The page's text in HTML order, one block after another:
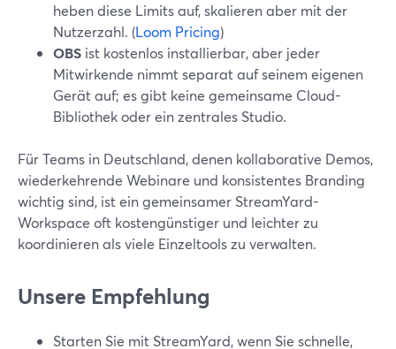
heben diese Limits auf, skalieren aber mit der
Nutzerzahl. (Loom Pricing)
OBS ist kostenlos installierbar, aber jeder
Mitwirkende nimmt separat auf seinem eigenen
Gerät auf; es gibt keine gemeinsame Cloud-
Bibliothek oder ein zentrales Studio.
Für Teams in Deutschland, denen kollaborative Demos,
wiederkehrende Webinare und konsistentes Branding
wichtig sind, ist ein gemeinsamer StreamYard-
Workspace oft kostengünstiger und leichter zu
koordinieren als viele Einzeltools zu verwalten.
Unsere Empfehlung
Starten Sie mit StreamYard, wenn Sie schnelle,